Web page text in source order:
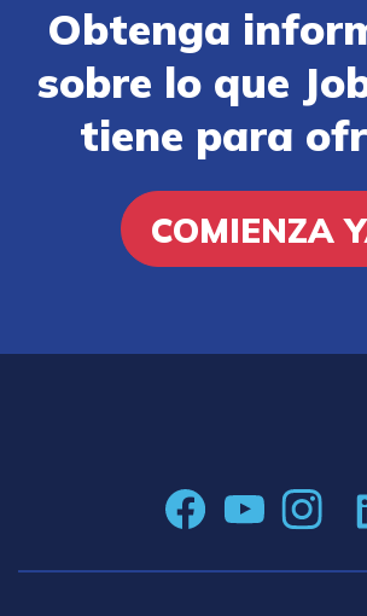
Obtenga
sobre lo que
tiene para
COMIENZA